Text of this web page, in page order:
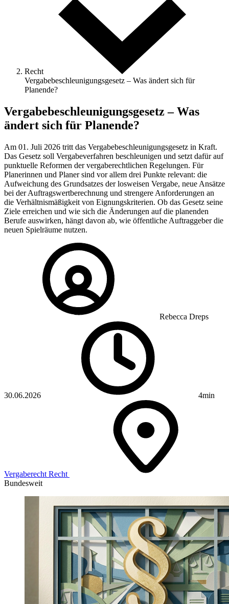
Recht
Vergabebeschleunigungsgesetz – Was ändert sich für
Planende?
Vergabebeschleunigungsgesetz – Was
ändert sich für Planende?
Am 01. Juli 2026 tritt das Vergabebeschleunigungsgesetz in Kraft.
Das Gesetz soll Vergabeverfahren beschleunigen und setzt dafür auf
punktuelle Reformen der vergaberechtlichen Regelungen. Für
Planerinnen und Planer sind vor allem drei Punkte relevant: die
Aufweichung des Grundsatzes der losweisen Vergabe, neue Ansätze
bei der Auftragswertberechnung und strengere Anforderungen an
die Verhältnismäßigkeit von Eignungskriterien. Ob das Gesetz seine
Ziele erreichen und wie sich die Änderungen auf die planenden
Berufe auswirken, hängt davon ab, wie öffentliche Auftraggeber die
neuen Spielräume nutzen.
Rebecca Dreps
30.06.2026 4min
Vergaberecht Recht
Bundesweit